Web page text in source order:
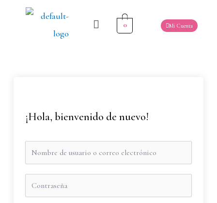
0 Mi Cuenta
¡Hola, bienvenido de nuevo!